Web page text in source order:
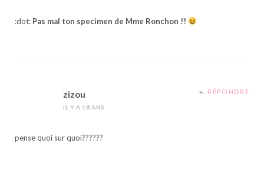
:dot: Pas mal ton specimen de Mme Ronchon !!
zizou
IL Y A 18 ANS
RÉPONDRE
pense quoi sur quoi??????